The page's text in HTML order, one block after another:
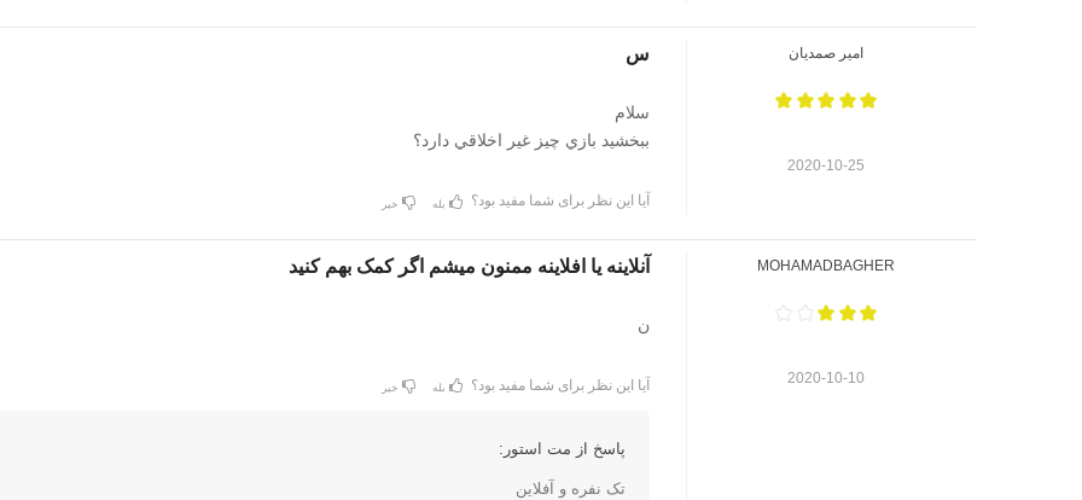
امیر صمدیان
2020-10-25
س
سلام
ببخشيد بازي چيز غير اخلاقي دارد؟
آیا این نظر برای شما مفید بود؟ بله خیر
MOHAMADBAGHER
2020-10-10
آنلاینه یا افلاینه ممنون میشم اگر کمک بهم کنید
ن
آیا این نظر برای شما مفید بود؟ بله خیر
پاسخ از مت استور:
تک نفره و آفلاین